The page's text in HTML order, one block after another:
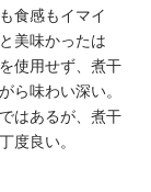
食感もイマイ
美味かったは
使用せず、煮干
ら味わい深い。
はあるが、煮干
度良い。